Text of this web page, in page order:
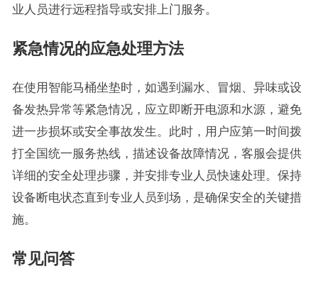
业人员进行远程指导或安排上门服务。
紧急情况的应急处理方法
在使用智能马桶坐垫时，如遇到漏水、冒烟、异味或设
备发热异常等紧急情况，应立即断开电源和水源，避免
进一步损坏或安全事故发生。此时，用户应第一时间拨
打全国统一服务热线，描述设备故障情况，客服会提供
详细的安全处理步骤，并安排专业人员快速处理。保持
设备断电状态直到专业人员到场，是确保安全的关键措
施。
常见问答